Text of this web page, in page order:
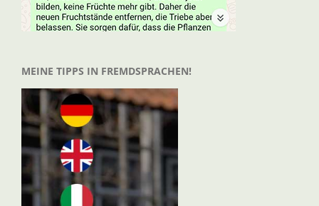
MEINE TIPPS IN FREMDSPRACHEN!